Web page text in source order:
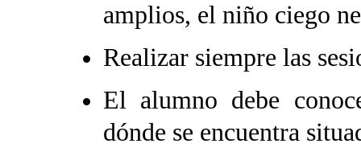
amplios, el niño ciego
Realizar siempre las
El alumno debe
dónde se encuentra